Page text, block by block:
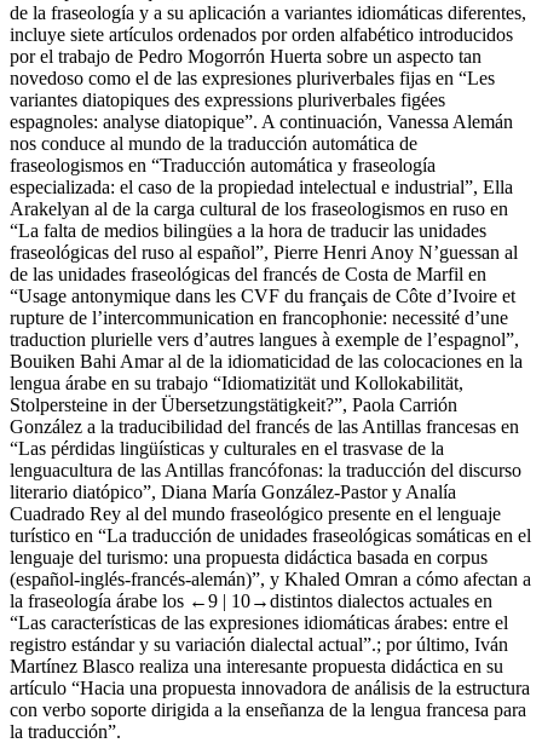
Así, el primer bloque, dedicado a las últimas tendencias en el estudio
de la fraseología y a su aplicación a variantes idiomáticas diferentes,
incluye siete artículos ordenados por orden alfabético introducidos
por el trabajo de Pedro Mogorrón Huerta sobre un aspecto tan
novedoso como el de las expresiones pluriverbales fijas en “Les
variantes diatopiques des expressions pluriverbales figées
espagnoles: analyse diatopique”. A continuación, Vanessa Alemán
nos conduce al mundo de la traducción automática de
fraseologismos en “Traducción automática y fraseología
especializada: el caso de la propiedad intelectual e industrial”, Ella
Arakelyan al de la carga cultural de los fraseologismos en ruso en
“La falta de medios bilingües a la hora de traducir las unidades
fraseológicas del ruso al español”, Pierre Henri Anoy N’guessan al
de las unidades fraseológicas del francés de Costa de Marfil en
“Usage antonymique dans les CVF du français de Côte d’Ivoire et
rupture de l’intercommunication en francophonie: necessité d’une
traduction plurielle vers d’autres langues à exemple de l’espagnol”,
Bouiken Bahi Amar al de la idiomaticidad de las colocaciones en la
lengua árabe en su trabajo “Idiomatizität und Kollokabilität,
Stolpersteine in der Übersetzungstätigkeit?”, Paola Carrión
González a la traducibilidad del francés de las Antillas francesas en
“Las pérdidas lingüísticas y culturales en el trasvase de la
lenguacultura de las Antillas francófonas: la traducción del discurso
literario diatópico”, Diana María González-Pastor y Analía
Cuadrado Rey al del mundo fraseológico presente en el lenguaje
turístico en “La traducción de unidades fraseológicas somáticas en el
lenguaje del turismo: una propuesta didáctica basada en corpus
(español-inglés-francés-alemán)”, y Khaled Omran a cómo afectan a
la fraseología árabe los←9 |10→distintos dialectos actuales en
“Las características de las expresiones idiomáticas árabes: entre el
registro estándar y su variación dialectal actual”.; por último, Iván
Martínez Blasco realiza una interesante propuesta didáctica en su
artículo “Hacia una propuesta innovadora de análisis de la estructura
con verbo soporte dirigida a la enseñanza de la lengua francesa para